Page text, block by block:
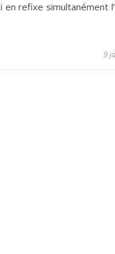
refixe simultanément
9